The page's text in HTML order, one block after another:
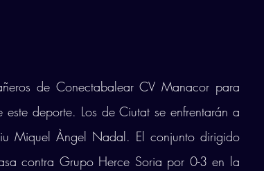
de Conectabalear CV Manacor para
deporte. Los de Ciutat se enfrentarán a
Miquel Àngel Nadal. El conjunto dirigido
contra Grupo Herce Soria por 0-3 en la